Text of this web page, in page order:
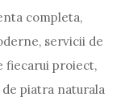
completa,
servicii de
fiecarui proiect,
piatra naturala